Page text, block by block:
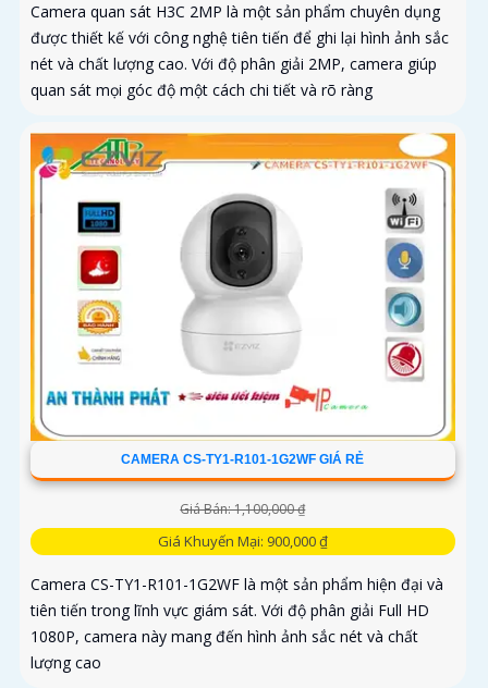
Camera quan sát H3C 2MP là một sản phẩm chuyên dụng
được thiết kế với công nghệ tiên tiến để ghi lại hình ảnh sắc
nét và chất lượng cao. Với độ phân giải 2MP, camera giúp
quan sát mọi góc độ một cách chi tiết và rõ ràng
CAMERA CS-TY1-R101-1G2WF GIÁ RẺ
Giá Bán: 1,100,000 ₫
Giá Khuyến Mại: 900,000 ₫
Camera CS-TY1-R101-1G2WF là một sản phẩm hiện đại và
tiên tiến trong lĩnh vực giám sát. Với độ phân giải Full HD
1080P, camera này mang đến hình ảnh sắc nét và chất
lượng cao